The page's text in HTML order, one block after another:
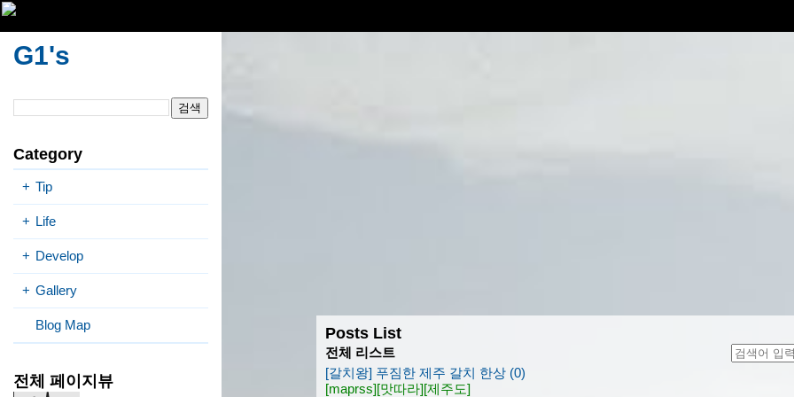
G1's
Category
Tip
+
Life
+
Develop
+
Gallery
+
Blog Map
전체 페이지뷰
Posts List
전체 리스트
[갈치왕] 푸짐한 제주 갈치 한상 (0)
[maprss][맛따라][제주도]